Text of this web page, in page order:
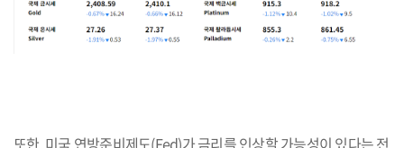
또한, 미국 연방준비제도(Fed)가 금리를 인상할 가능성이 있다는 전